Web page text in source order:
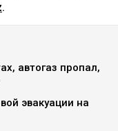
.
автогаз пропал,
эвакуации на